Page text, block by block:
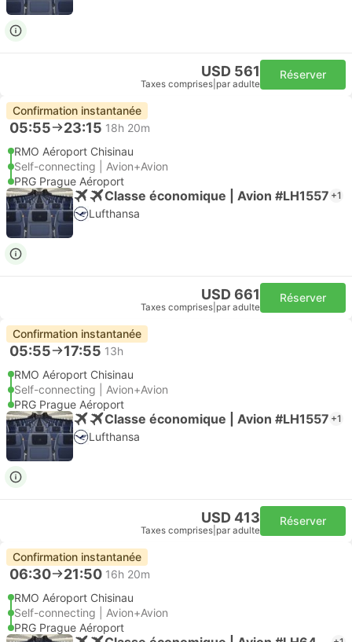
USD 561
Taxes comprises par adulte
Réserver
Confirmation instantanée
05:55 23:15 18h 20m
RMO Aéroport Chisinau
Self-connecting | Avion+Avion
PRG Prague Aéroport
Classe économique | Avion #LH1557 +1
Lufthansa
USD 661
Taxes comprises par adulte
Réserver
Confirmation instantanée
05:55 17:55 13h
RMO Aéroport Chisinau
Self-connecting | Avion+Avion
PRG Prague Aéroport
Classe économique | Avion #LH1557 +1
Lufthansa
USD 413
Taxes comprises par adulte
Réserver
Confirmation instantanée
06:30 21:50 16h 20m
RMO Aéroport Chisinau
Self-connecting | Avion+Avion
PRG Prague Aéroport